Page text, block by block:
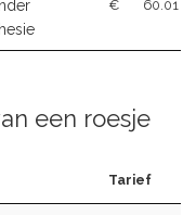
€ 60.01
een roesje
Tarief